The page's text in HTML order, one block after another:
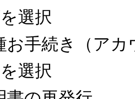
選択
続き（アカ
選択